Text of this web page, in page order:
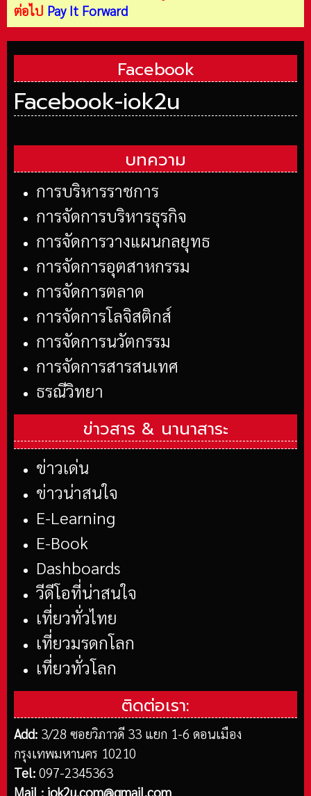
ต่อไป Pay It Forward
Facebook
Facebook-iok2u
บทความ
การบริหารราชการ
การจัดการบริหารธุรกิจ
การจัดการวางแผนกลยุทธ
การจัดการอุตสาหกรรม
การจัดการตลาด
การจัดการโลจิสติกส์
การจัดการนวัตกรรม
การจัดการสารสนเทศ
ธรณีวิทยา
ข่าวสาร & นานาสาระ
ข่าวเด่น
ข่าวน่าสนใจ
E-Learning
E-Book
Dashboards
วีดีโอที่น่าสนใจ
เที่ยวทั่วไทย
เที่ยวมรดกโลก
เที่ยวทั่วโลก
ติดต่อเรา:
Add: 3/28 ซอยวิภาวดี 33 แยก 1-6 ดอนเมือง
กรุงเทพมหานคร 10210
Tel: 097-2345363
Mail : iok2u.com@gmail.com